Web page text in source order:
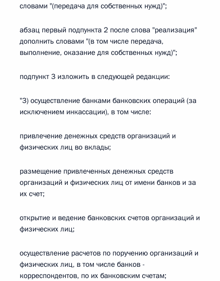
словами "(передача для собственных нужд)";
абзац первый подпункта 2 после слова "реализация"
дополнить словами "(в том числе передача,
выполнение, оказание для собственных нужд)";
подпункт 3 изложить в следующей редакции:
"3) осуществление банками банковских операций (за
исключением инкассации), в том числе:
привлечение денежных средств организаций и
физических лиц во вклады;
размещение привлеченных денежных средств
организаций и физических лиц от имени банков и за
их счет;
открытие и ведение банковских счетов организаций и
физических лиц;
осуществление расчетов по поручению организаций и
физических лиц, в том числе банков -
корреспондентов, по их банковским счетам;